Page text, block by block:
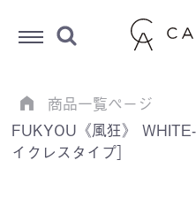
Menu
商品一覧ページ
FUKYOU《風狂》
イクレスタイプ］